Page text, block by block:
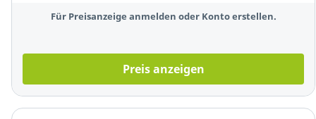
Für Preisanzeige anmelden oder Konto erstellen.
Preis anzeigen